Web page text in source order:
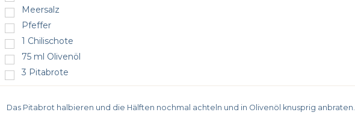
Meersalz
Pfeffer
1 Chilischote
75 ml Olivenöl
3 Pitabrote
Das Pitabrot halbieren und die Hälften nochmal achteln und in Olivenöl knusprig anbraten.